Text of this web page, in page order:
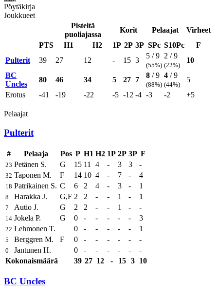
Pöytäkirja
Joukkueet
Pisteitä
puoliajassa
Korit Pelaajat
Virheet
PTS
H1 H2 1P 2P 3P SPc S10Pc
F
Pulterit
39 27 12 - 15 3
5 / 9
(55%)
2 / 9
(22%)
10
BC
Uncles
80 46 34 5 27 7
8 / 9
(88%)
4 / 9
(44%)
5
Erotus
-41 -19 -22 -5 -12 -4 -3 -2 +5
Pelaajat
Pulterit
# Pelaaja Pos P H1 H2 1P 2P 3P F
23 Petänen S. G 15 11 4 - 3 3 -
32 Taponen M. F 14 10 4 - 7 - 4
18 Patrikainen S. C 6 2 4 - 3 - 1
8 Harakka J. G,F 2 2 - - 1 - 1
7 Autio J. G 2 2 - - 1 - -
14 Jokela P. G 0 - - - - - 3
22 Lehmonen T. 0 - - - - - 1
5 Berggren M. F 0 - - - - - -
0 Jantunen H. 0 - - - - -
-
Kokonaismäärä
39 27 12 - 15 3 10
BC Uncles